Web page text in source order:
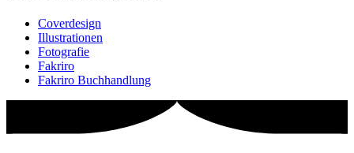
Coverdesign
Illustrationen
Fotografie
Fakriro
Fakriro Buchhandlung